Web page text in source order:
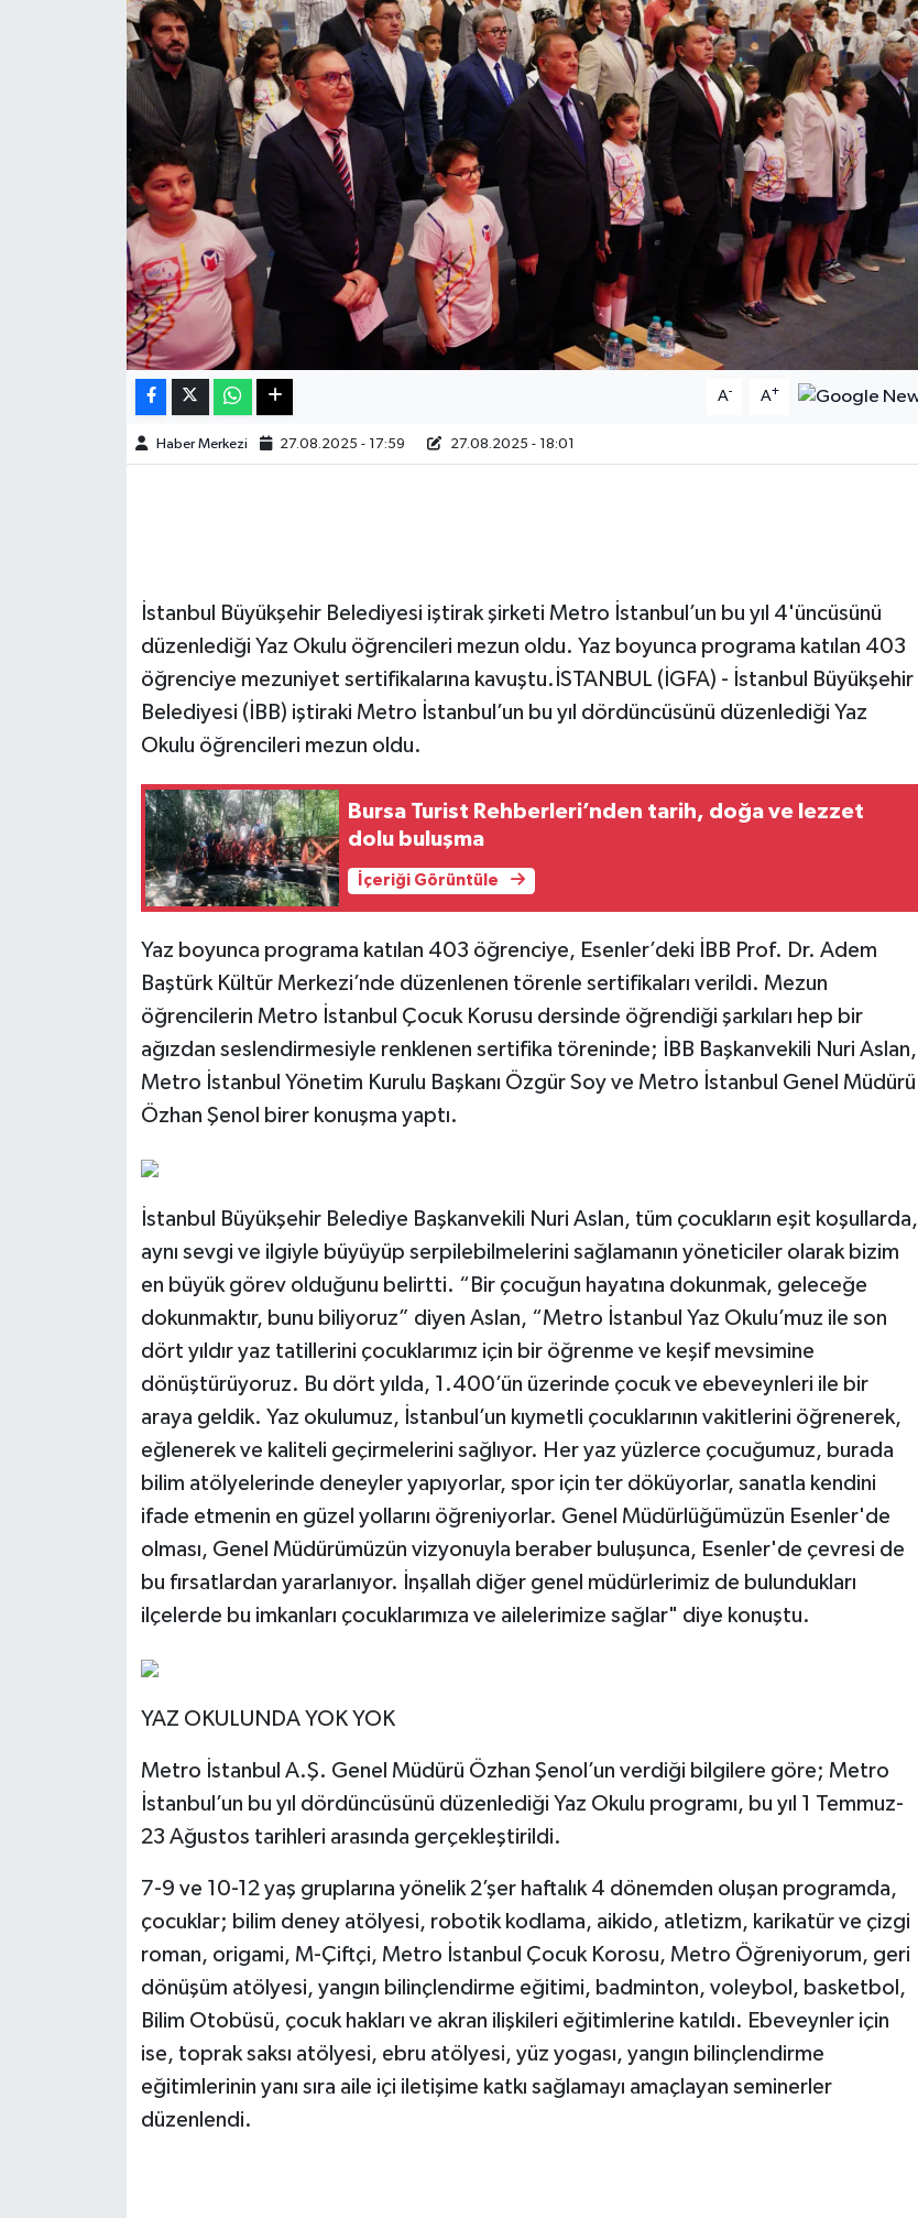
A- A+
Haber Merkezi 27.08.2025 - 17:59 27.08.2025 - 18:01
İstanbul Büyükşehir Belediyesi iştirak şirketi Metro İstanbul’un bu yıl 4'üncüsünü
düzenlediği Yaz Okulu öğrencileri mezun oldu. Yaz boyunca programa katılan 403
öğrenciye mezuniyet sertifikalarına kavuştu.İSTANBUL (İGFA) - İstanbul Büyükşehir
Belediyesi (İBB) iştiraki Metro İstanbul’un bu yıl dördüncüsünü düzenlediği Yaz
Okulu öğrencileri mezun oldu.
Bursa Turist Rehberleri’nden tarih, doğa ve lezzet
dolu buluşma
İçeriği Görüntüle
Yaz boyunca programa katılan 403 öğrenciye, Esenler’deki İBB Prof. Dr. Adem
Baştürk Kültür Merkezi’nde düzenlenen törenle sertifikaları verildi. Mezun
öğrencilerin Metro İstanbul Çocuk Korusu dersinde öğrendiği şarkıları hep bir
ağızdan seslendirmesiyle renklenen sertifika töreninde; İBB Başkanvekili Nuri Aslan,
Metro İstanbul Yönetim Kurulu Başkanı Özgür Soy ve Metro İstanbul Genel Müdürü
Özhan Şenol birer konuşma yaptı.
İstanbul Büyükşehir Belediye Başkanvekili Nuri Aslan, tüm çocukların eşit koşullarda,
aynı sevgi ve ilgiyle büyüyüp serpilebilmelerini sağlamanın yöneticiler olarak bizim
en büyük görev olduğunu belirtti. “Bir çocuğun hayatına dokunmak, geleceğe
dokunmaktır, bunu biliyoruz” diyen Aslan, “Metro İstanbul Yaz Okulu’muz ile son
dört yıldır yaz tatillerini çocuklarımız için bir öğrenme ve keşif mevsimine
dönüştürüyoruz. Bu dört yılda, 1.400’ün üzerinde çocuk ve ebeveynleri ile bir
araya geldik. Yaz okulumuz, İstanbul’un kıymetli çocuklarının vakitlerini öğrenerek,
eğlenerek ve kaliteli geçirmelerini sağlıyor. Her yaz yüzlerce çocuğumuz, burada
bilim atölyelerinde deneyler yapıyorlar, spor için ter döküyorlar, sanatla kendini
ifade etmenin en güzel yollarını öğreniyorlar. Genel Müdürlüğümüzün Esenler'de
olması, Genel Müdürümüzün vizyonuyla beraber buluşunca, Esenler'de çevresi de
bu fırsatlardan yararlanıyor. İnşallah diğer genel müdürlerimiz de bulundukları
ilçelerde bu imkanları çocuklarımıza ve ailelerimize sağlar" diye konuştu.
YAZ OKULUNDA YOK YOK
Metro İstanbul A.Ş. Genel Müdürü Özhan Şenol’un verdiği bilgilere göre; Metro
İstanbul’un bu yıl dördüncüsünü düzenlediği Yaz Okulu programı, bu yıl 1 Temmuz-
23 Ağustos tarihleri arasında gerçekleştirildi.
7-9 ve 10-12 yaş gruplarına yönelik 2’şer haftalık 4 dönemden oluşan programda,
çocuklar; bilim deney atölyesi, robotik kodlama, aikido, atletizm, karikatür ve çizgi
roman, origami, M-Çiftçi, Metro İstanbul Çocuk Korosu, Metro Öğreniyorum, geri
dönüşüm atölyesi, yangın bilinçlendirme eğitimi, badminton, voleybol, basketbol,
Bilim Otobüsü, çocuk hakları ve akran ilişkileri eğitimlerine katıldı. Ebeveynler için
ise, toprak saksı atölyesi, ebru atölyesi, yüz yogası, yangın bilinçlendirme
eğitimlerinin yanı sıra aile içi iletişime katkı sağlamayı amaçlayan seminerler
düzenlendi.